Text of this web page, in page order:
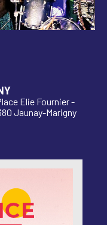
Elie Fournier -
Jaunay-Marigny